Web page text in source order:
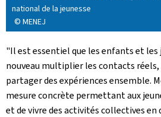
national de la jeunesse
© MENEJ
"Il est essentiel que les enfants et les
nouveau multiplier les contacts
partager des expériences ensemble.
mesure concrète permettant aux
et de vivre des activités collectives en